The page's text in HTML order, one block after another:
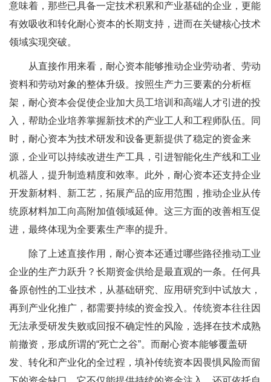
意味着，那些已具备一定技术积累和产业基础的企业，更能
有效吸收和转化耐心资本的长期支持，进而在关键核心技术
领域实现突破。
从直接作用来看，耐心资本能够推动企业劳动者、劳动
资料和劳动对象的整体升级。按照生产力三要素的分析框
架，耐心资本会促使企业加大员工培训和高端人才引进的投
入，帮助企业培养掌握新技术的产业工人和工程师队伍。同
时，耐心资本为技术研发和设备更新提供了稳定的资金来
源，企业可以持续改进生产工具，引进智能化生产线和工业
机器人，提升制造精度和效率。此外，耐心资本还支持企业
开发新材料、新工艺，拓展产品的应用范围，推动企业从传
统原材料加工向高附加值领域延伸。这三方面的改善相互促
进，最终体现为全要素生产率的提升。
除了上述直接作用，耐心资本还通过哪些路径推动工业
企业的生产力跃升？长期资金供给是最直观的一条。任何具
备原创性的工业技术，从基础研究、应用研究到中试放大，
再到产业化推广，都需要持续的资金投入。传统资本往往因
无法承受研发失败或回报不确定性的风险，选择在技术成熟
前撤资，形成所谓的“死亡之谷”。而耐心资本能够覆盖研
发、转化和产业化的全过程，填补传统资本因畏惧风险而留